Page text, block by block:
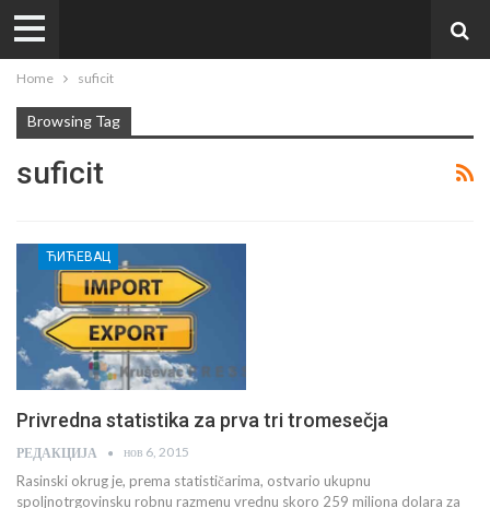
Home suficit
Browsing Tag
suficit
ЋИЋЕВАЦ
Privredna statistika za prva tri tromesečja
РЕДАКЦИЈА нов 6, 2015
Rasinski okrug je, prema statističarima, ostvario ukupnu
spoljnotrgovinsku robnu razmenu vrednu skoro 259 miliona dolara za